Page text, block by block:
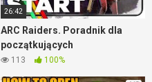
26:42
ARC Raiders. Poradnik dla
początkujących
113 100%